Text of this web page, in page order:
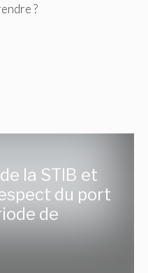
?
la STIB et
du port
de